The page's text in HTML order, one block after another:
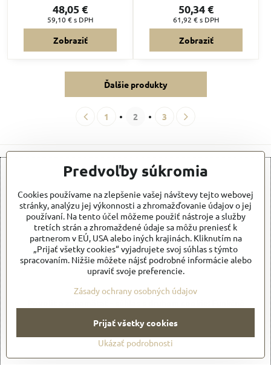
48,05 €
59,10 €s DPH
Zobraziť
50,34 €
61,92 €s DPH
Zobraziť
Ďalšie produkty
1 2 3
Externý obsah je blokovaný Voľbami súkromia
Prajete si načítať externý obsah?
Povoliť tentokrát
Predvoľby súkromia
Cookies používame na zlepšenie vašej návštevy tejto webovej
stránky, analýzu jej výkonnosti a zhromažďovanie údajov o jej
používaní. Na tento účel môžeme použiť nástroje a služby
tretích strán a zhromaždené údaje sa môžu preniesť k
partnerom v EÚ, USA alebo iných krajinách. Kliknutím na
„Prijať všetky cookies“ vyjadrujete svoj súhlas s týmto
spracovaním. Nižšie môžete nájsť podrobné informácie alebo
upraviť svoje preferencie.
Zásady ochrany osobných údajov
Ukázať podrobnosti
Prijať všetky cookies